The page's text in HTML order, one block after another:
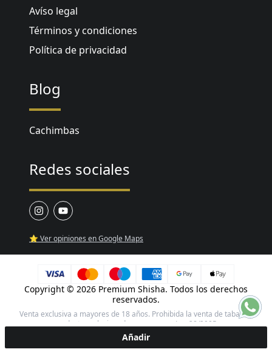
Añadir
Avíso legal
Términos y condiciones
Política de privacidad
Blog
Cachimbas
Redes sociales
⭐ Ver opiniones en Google Maps
Copyright © 2026 Premium Shisha. Todos los derechos
reservados.
Venta exclusiva a mayores de 18 años. Prohibida la venta de tabaco y
productos relacionados a menores. Ley 28/2005.